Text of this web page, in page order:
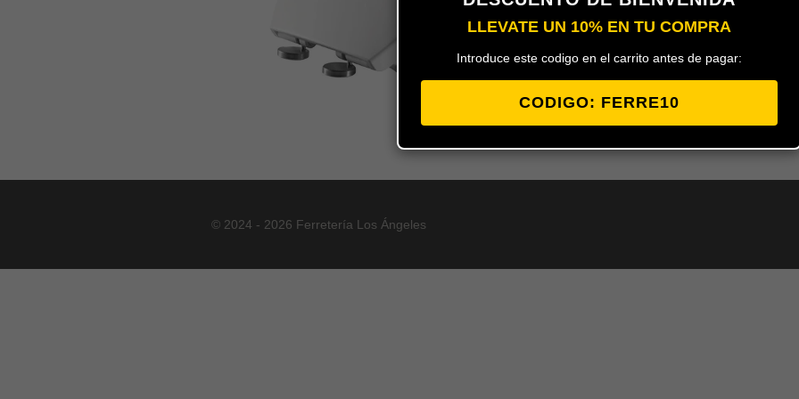
© 2024 - 2026 Ferretería Los Ángeles
LLEVATE UN 10% EN TU COMPRA
Introduce este codigo en el carrito antes de pagar:
CODIGO: FERRE10